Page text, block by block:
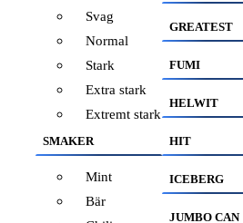
Svag
Normal
Stark
Extra stark
Extremt stark
SMAKER
Mint
Bär
GREATEST
FUMI
HELWIT
HIT
ICEBERG
JUMBO CAN